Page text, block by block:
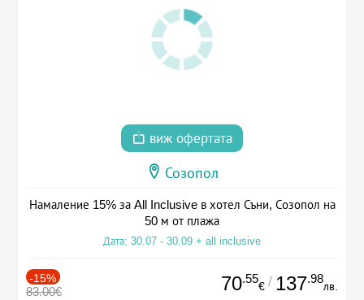
виж офертата
Созопол
Намаление 15% за All Inclusive в хотел Съни, Созопол на
50 м от плажа
Дата: 30.07 - 30.09 + all inclusive
-15%
83.00€ 70.55
€ / 137.98
лв.